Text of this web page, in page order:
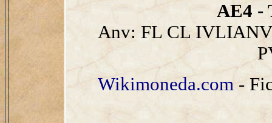
AE4 -
Anv: FL CL
Wikimoneda.com -